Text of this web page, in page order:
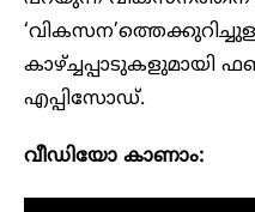
കാഴ്ച്ചപ്പാടുകളുമായി
എപ്പിസോഡ്.
വീഡിയോ കാണാം: